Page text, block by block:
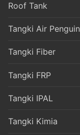
Roof Tank
Tangki Air Penguin
Tangki Fiber
Tangki FRP
Tangki IPAL
Tangki Kimia